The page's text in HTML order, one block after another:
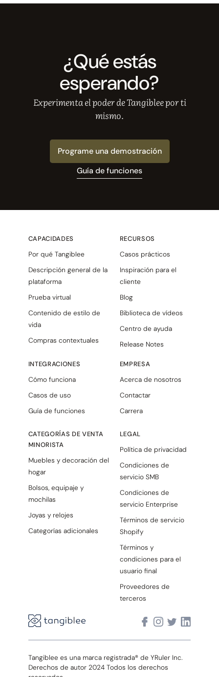
¿Qué estás
esperando?
Experimenta el poder de Tangiblee por ti
mismo.
Programe una demostración
Guía de funciones
CAPACIDADES
Por qué Tangiblee
Descripción general de la
plataforma
Prueba virtual
Contenido de estilo de
vida
Compras contextuales
INTEGRACIONES
Cómo funciona
Casos de uso
Guía de funciones
CATEGORÍAS DE VENTA
MINORISTA
Muebles y decoración del
hogar
Bolsos, equipaje y
mochilas
Joyas y relojes
Categorías adicionales
RECURSOS
Casos prácticos
Inspiración para el
cliente
Blog
Biblioteca de vídeos
Centro de ayuda
Release Notes
EMPRESA
Acerca de nosotros
Contactar
Carrera
LEGAL
Política de privacidad
Condiciones de
servicio SMB
Condiciones de
servicio Enterprise
Términos de servicio
Shopify
Términos y
condiciones para el
usuario final
Proveedores de
terceros
Tangiblee es una marca registrada® de YRuler Inc.
Derechos de autor 2024 Todos los derechos